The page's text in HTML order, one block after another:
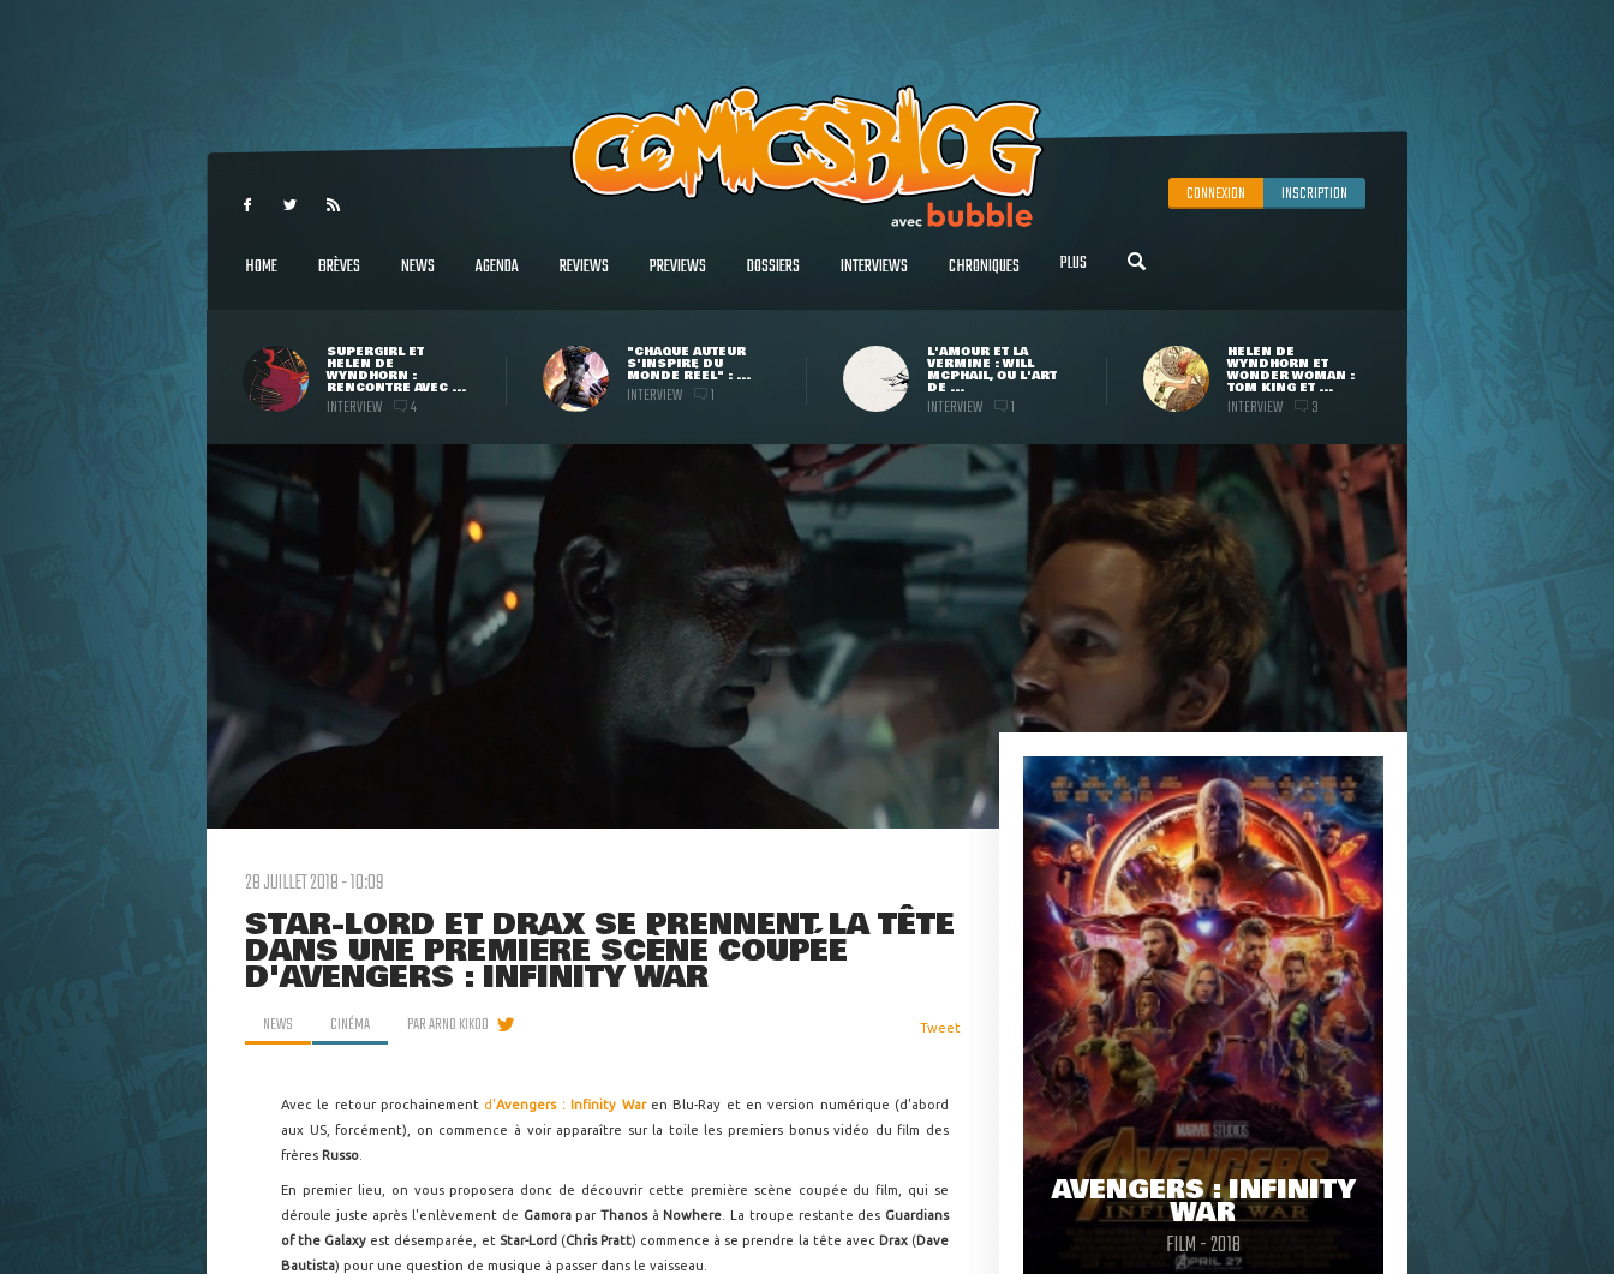
CONNEXION INSCRIPTION
HOME BRÈVES NEWS AGENDA REVIEWS PREVIEWS DOSSIERS INTERVIEWS CHRONIQUES PLUS
SUPERGIRL ET
HELEN DE
WYNDHORN :
RENCONTRE AVEC ...
INTERVIEW 4
"CHAQUE AUTEUR
S'INSPIRE DU
MONDE RÉEL" : ...
INTERVIEW 1
L'AMOUR ET LA
VERMINE : WILL
MCPHAIL, OU L'ART
DE ...
INTERVIEW 1
HELEN DE
WYNDHORN ET
WONDER WOMAN :
TOM KING ET ...
INTERVIEW 3
28 JUILLET 2018 - 10:09
STAR-LORD ET DRAX SE PRENNENT LA TÊTE
DANS UNE PREMIÈRE SCÈNE COUPÉE
D'AVENGERS : INFINITY WAR
NEWS CINÉMA PARARNO KIKOO Tweet
Avec le retour prochainement d'Avengers : Infinity War en Blu-Ray et en version numérique (d'abord
aux US, forcément), on commence à voir apparaître sur la toile les premiers bonus vidéo du film des
frères Russo
En premier lieu, on vous proposera donc de découvrir cette première scène coupée du film, qui se
déroule juste après l'enlèvement de GamoraparThanosà Nowhere . La troupe restante des Guardians
of the Galaxy est désemparée, et Star-Lord (Chris Pratt) commence à se prendre la tête avec Drax (Dave
Bautista) pour une question de musique à passer dans le vaisseau.
AVENGERS : INFINITY
WAR
FILM - 2018